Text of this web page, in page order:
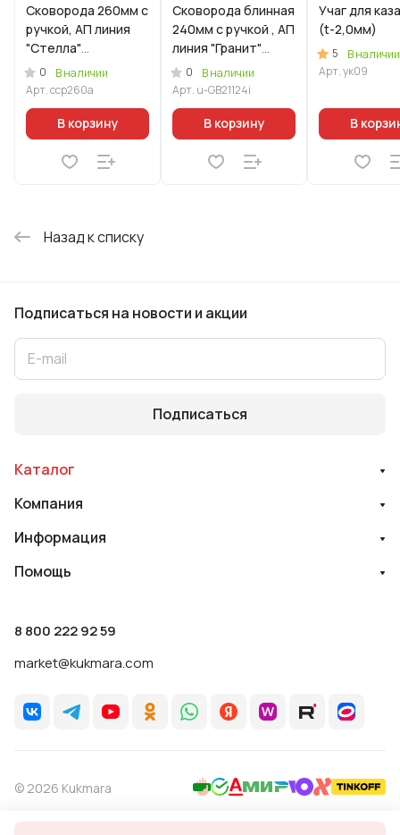
Сковорода 260мм с
ручкой, АП линия
"Стелла"
(ристретто)
0
В наличии
Арт.сср260а
В корзину
Скoворода блинная
240мм с ручкой , АП
линия "Гранит"
(черный) индукция
(Уцененный товар)
0
В наличии
Арт. u-GB21124i
В корзину
Учаг для
(t-2,0мм)
5
В наличии
Арт.ук09
В
Назад к списку
Подписаться на новости и акции
Подписаться
Каталог
Компания
Информация
Помощь
8 800 222 92 59
market@kukmara.com
© 2026 Kukmara